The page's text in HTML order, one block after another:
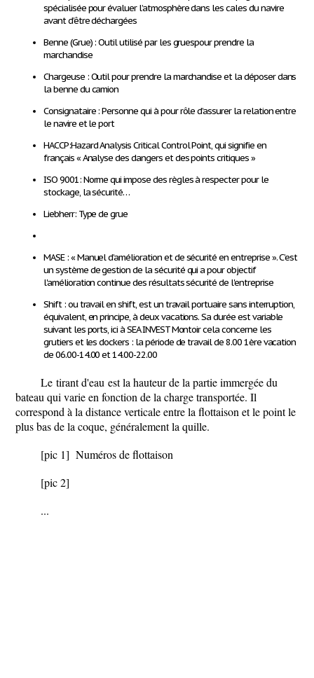
spécialisée pour évaluer l’atmosphère dans les cales du navire
avant d’être déchargées
Benne(Grue) : Outil utilisé par les gruespour prendre la
marchandise
Chargeuse : Outil pour prendre la marchandise et la déposer dans
la benne du camion
Consignataire: Personne qui à pour rôle d’assurer la relation entre
le navire et le port
HACCP:Hazard Analysis Critical Control Point, qui signifie en
français « Analyse des dangers et des points critiques »
ISO 9001: Norme qui impose des règles à respecter pour le
stockage, la sécurité…
Liebherr:Type de grue
MASE: « Manuel d’amélioration et de sécurité en entreprise ». C’est
un système de gestion de la sécurité qui a pour objectif
l'amélioration continue des résultats sécurité de l'entreprise
Shift:ou travail enshift, est un travail portuaire sans interruption,
équivalent, en principe, à deux vacations. Sa durée est variable
suivant les ports, ici à SEA INVEST Montoir cela concerne les
grutiers et les dockers : la période de travail de 8.00 1èrevacation
de 06.00-14.00 et 14.00-22.00
Le tirant d'eau est la hauteur de la partie immergée du
bateau qui varie en fonction de la charge transportée. Il
correspond à la distance verticale entre la flottaison et le point le
plus bas de la coque, généralement la quille.
[pic 1] Numéros de flottaison
[pic 2]
...